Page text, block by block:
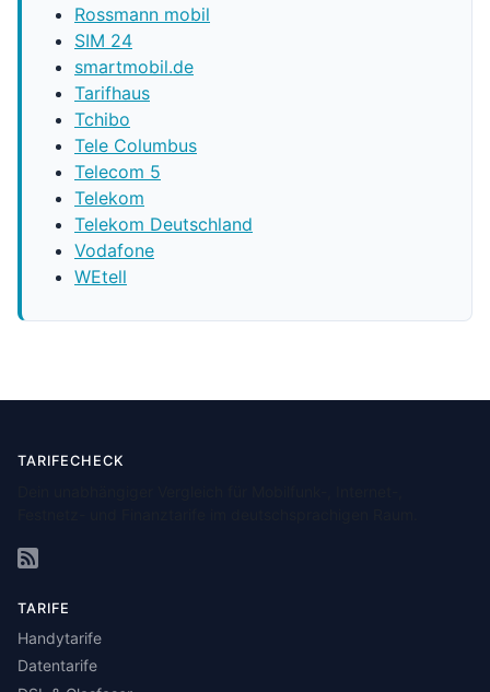
Rossmann mobil
SIM 24
smartmobil.de
Tarifhaus
Tchibo
Tele Columbus
Telecom 5
Telekom
Telekom Deutschland
Vodafone
WEtell
TARIFECHECK
TARIFE
Handytarife
Datentarife